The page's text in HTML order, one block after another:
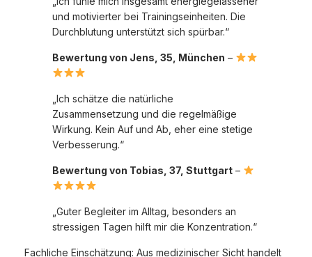
und motivierter bei Trainingseinheiten. Die
Durchblutung unterstützt sich spürbar.“
Bewertung von Jens, 35, München –
„Ich schätze die natürliche
Zusammensetzung und die regelmäßige
Wirkung. Kein Auf und Ab, eher eine stetige
Verbesserung.“
Bewertung von Tobias, 37, Stuttgart –
„Guter Begleiter im Alltag, besonders an
stressigen Tagen hilft mir die Konzentration.“
Fachliche Einschätzung: Aus medizinischer Sicht handelt